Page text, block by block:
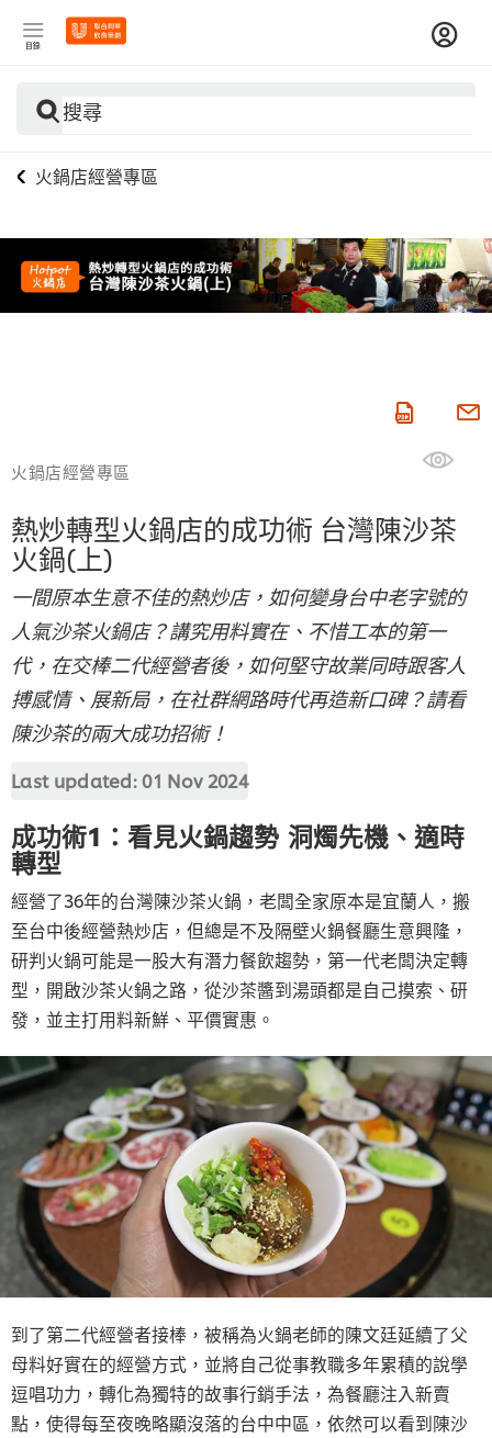
目錄
搜尋
火鍋店經營專區
火鍋店經營專區
熱炒轉型火鍋店的成功術 台灣陳沙茶
火鍋(上)
一間原本生意不佳的熱炒店，如何變身台中老字號的
人氣沙茶火鍋店？講究用料實在、不惜工本的第一
代，在交棒二代經營者後，如何堅守故業同時跟客人
搏感情、展新局，在社群網路時代再造新口碑？請看
陳沙茶的兩大成功招術！
Last updated:01 Nov 2024
成功術1：看見火鍋趨勢 洞燭先機、適時
轉型
經營了36年的台灣陳沙茶火鍋，老闆全家原本是宜蘭人，搬
至台中後經營熱炒店，但總是不及隔壁火鍋餐廳生意興隆，
研判火鍋可能是一股大有潛力餐飲趨勢，第一代老闆決定轉
型，開啟沙茶火鍋之路，從沙茶醬到湯頭都是自己摸索、研
發，並主打用料新鮮、平價實惠。
到了第二代經營者接棒，被稱為火鍋老師的陳文廷延續了父
母料好實在的經營方式，並將自己從事教職多年累積的說學
逗唱功力，轉化為獨特的故事行銷手法，為餐廳注入新賣
點，使得每至夜晚略顯沒落的台中中區，依然可以看到陳沙